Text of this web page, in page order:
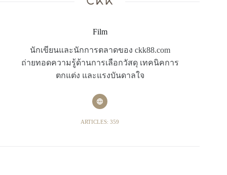
Film
นักเขียนและนักการตลาดของ ckk88.com
ถ่ายทอดความรู้ด้านการเลือกวัสดุ เทคนิคการ
ตกแต่ง และแรงบันดาลใจ
ARTICLES: 359